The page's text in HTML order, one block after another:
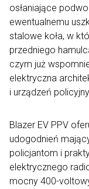
osłaniające
ewentualnemu
stalowe koła, w
przedniego
czym już
elektryczna
i urządzeń
Blazer EV PPV
udogodnień
policjantom i
elektrycznego
mocny 400-